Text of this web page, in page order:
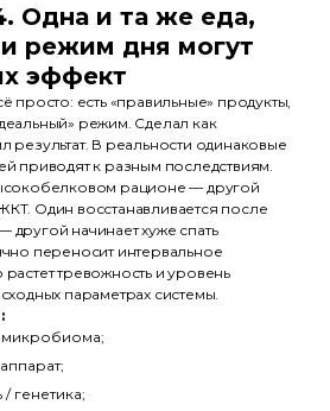
Одна и та же еда,
и режим дня могут
эффект
просто: есть «правильные» продукты,
режим. Сделал как
результат. В реальности одинаковые
приводят к разным последствиям.
рационе — другой
Один восстанавливается после
начинает хуже спать
переносит интервальное
тревожность и уровень
параметрах системы.
/ генетика;